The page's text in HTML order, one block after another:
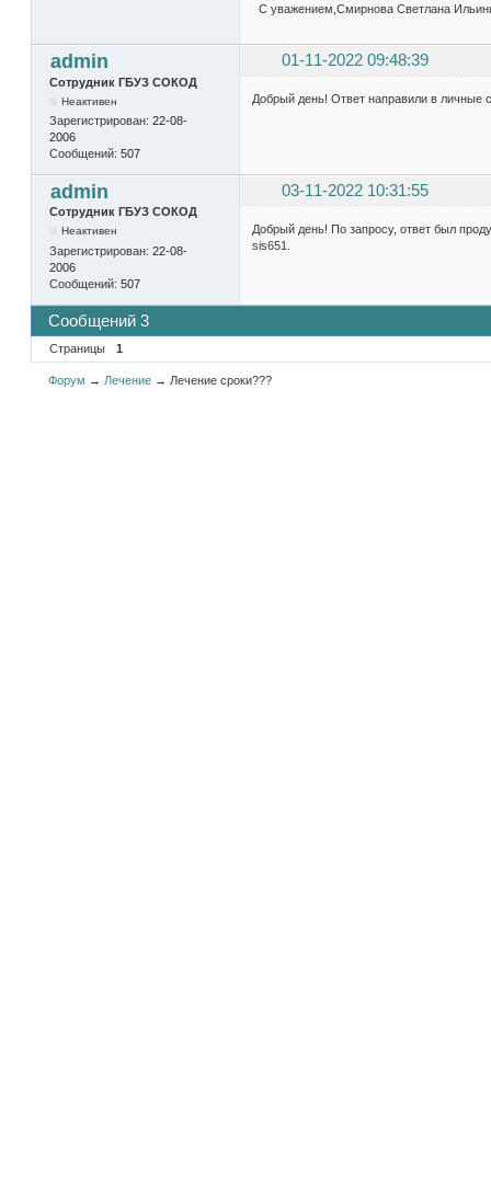
С уважением,Смирнова Светлана
admin 01-11-2022 09:48:39
Сотрудник ГБУЗ СОКОД
Неактивен
Зарегистрирован: 22-08-
2006
Сообщений: 507
Добрый день! Ответ направили в личные
admin 03-11-2022 10:31:55
Сотрудник ГБУЗ СОКОД
Неактивен
Зарегистрирован: 22-08-
2006
Сообщений: 507
Добрый день! По запросу, ответ был
sis651.
Сообщений 3
Страницы 1
Форум → Лечение → Лечение сроки???